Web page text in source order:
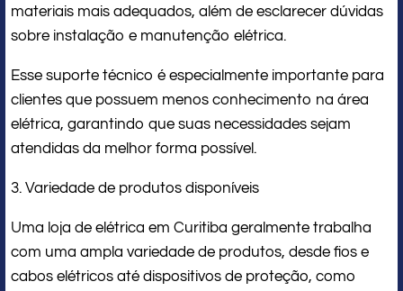
materiais mais adequados, além de esclarecer dúvidas
sobre instalação e manutenção elétrica.
Esse suporte técnico é especialmente importante para
clientes que possuem menos conhecimento na área
elétrica, garantindo que suas necessidades sejam
atendidas da melhor forma possível.
3. Variedade de produtos disponíveis
Uma loja de elétrica em Curitiba geralmente trabalha
com uma ampla variedade de produtos, desde fios e
cabos elétricos até dispositivos de proteção, como